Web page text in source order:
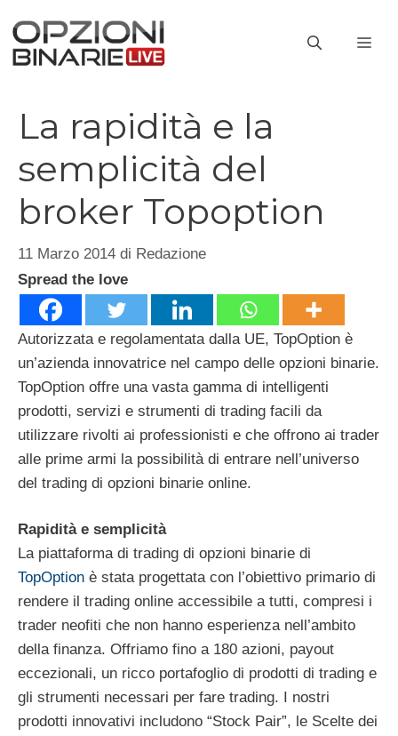
contenuto
La rapidità e la
semplicità del
broker Topoption
11 Marzo 2014 di Redazione
Spread the love
Autorizzata e regolamentata dalla UE, TopOption è
un’azienda innovatrice nel campo delle opzioni binarie.
TopOption offre una vasta gamma di intelligenti
prodotti, servizi e strumenti di trading facili da
utilizzare rivolti ai professionisti e che offrono ai trader
alle prime armi la possibilità di entrare nell’universo
del trading di opzioni binarie online.
Rapidità e semplicità
La piattaforma di trading di opzioni binarie di
TopOption è stata progettata con l’obiettivo primario di
rendere il trading online accessibile a tutti, compresi i
trader neofiti che non hanno esperienza nell’ambito
della finanza. Offriamo fino a 180 azioni, payout
eccezionali, un ricco portafoglio di prodotti di trading e
gli strumenti necessari per fare trading. I nostri
prodotti innovativi includono “Stock Pair”, le Scelte dei